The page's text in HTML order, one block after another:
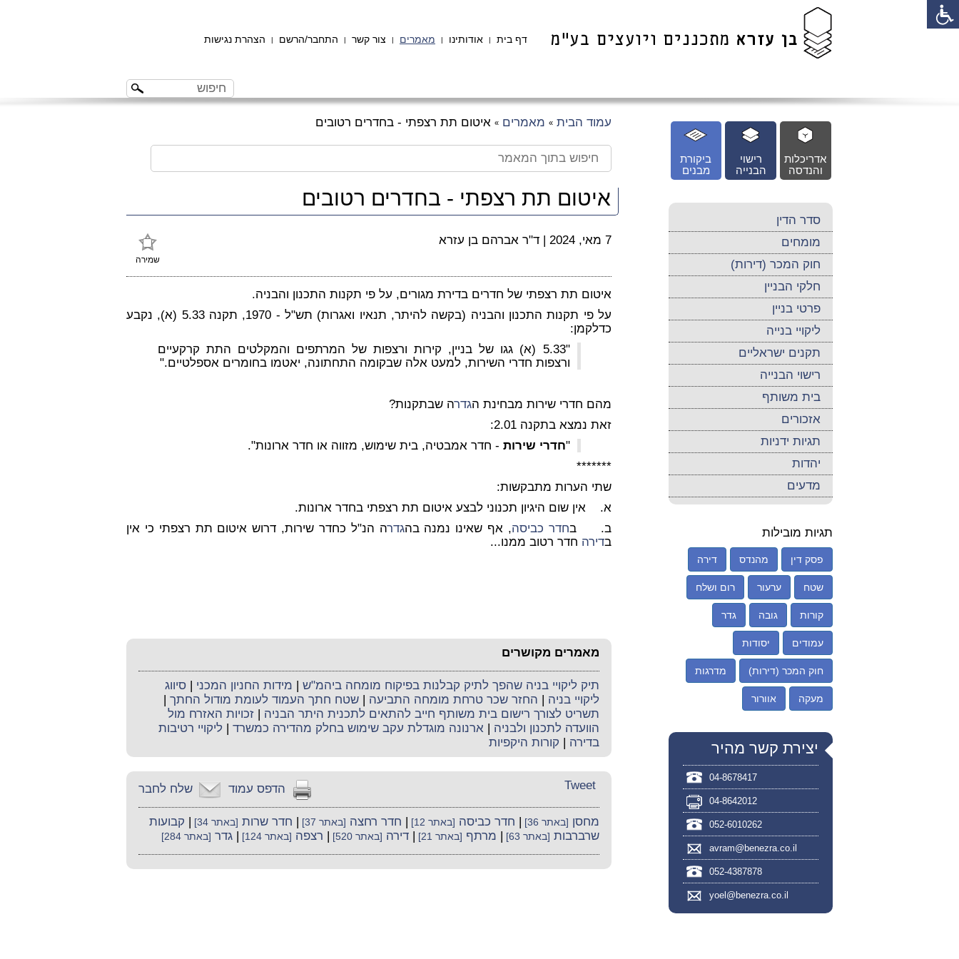
דף בית | אודותינו | מאמרים | צור קשר | התחבר/הרשם | הצהרת נגישות
עמוד הבית » מאמרים » איטום תת רצפתי - בחדרים רטובים
איטום תת רצפתי - בחדרים רטובים
שמירה
7 מאי, 2024 | ד"ר אברהם בן עזרא
איטום תת רצפתי של חדרים בדירת מגורים, על פי תקנות התכנון והבניה.
על פי תקנות התכנון והבניה (בקשה להיתר, תנאיו ואגרות) תש"ל - 1970, תקנה 5.33 (א), נקבע
כדלקמן:
"5.33 (א) גגו של בניין, קירות ורצפות של המרתפים והמקלטים התת קרקעיים
ורצפות חדרי השירות, למעט אלה שבקומה התחתונה, יאטמו בחומרים אספלטיים."
מהם חדרי שירות מבחינת הגדרה שבתקנות?
זאת נמצא בתקנה 2.01:
"חדרי שירות - חדר אמבטיה, בית שימוש, מזווה או חדר ארונות".
*******
שתי הערות מתבקשות:
א. אין שום היגיון תכנוני לבצע איטום תת רצפתי בחדר ארונות.
ב. בחדר כביסה, אף שאינו נמנה בהגדרה הנ"ל כחדר שירות, דרוש איטום תת רצפתי כי אין
בדירה חדר רטוב ממנו...
מאמרים מקושרים
תיק ליקויי בניה שהפך לתיק קבלנות בפיקוח מומחה ביהמ"ש | מידות החניון המכני | סיווג
ליקויי בניה | החזר שכר טרחת מומחה התביעה | שטח חתך העמוד לעומת מודול החתך |
תשריט לצורך רישום בית משותף חייב להתאים לתכנית היתר הבניה | זכויות האזרח מול
הוועדה לתכנון ולבניה | ארנונה מוגדלת עקב שימוש בחלק מהדירה כמשרד | ליקויי רטיבות
בדירה | קורות היקפיות
שלח לחבר הדפס עמוד Tweet
מחסן [באתר 36] | חדר כביסה [באתר 12] | חדר רחצה [באתר 37] | חדר שרות [באתר 34] | קבועות
שרברבות [באתר 63] | מרתף [באתר 21] | דירה [באתר 520] | רצפה [באתר 124] | גדר [באתר 284]
ביקורת
מבנים
רישוי
הבנייה
אדריכלות
והנדסה
סדר הדין
מומחים
חוק המכר (דירות)
חלקי הבניין
פרטי בניין
ליקויי בנייה
תקנים ישראליים
רישוי הבנייה
בית משותף
אזכורים
תגיות ידניות
יהדות
מדעים
תגיות מובילות
פסק דין מהנדס דירה
שטח ערעור רום ושלח
קורות גובה גדר
עמודים יסודות
חוק המכר (דירות) מדרגות
מעקה אוורור
יצירת קשר מהיר
04-8678417
04-8642012
052-6010262
avram@benezra.co.il
052-4387878
yoel@benezra.co.il